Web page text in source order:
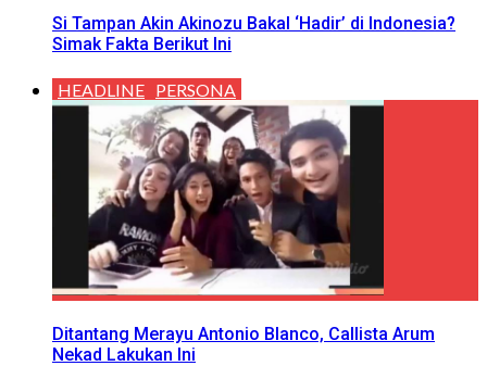
Si Tampan Akin Akinozu Bakal ‘Hadir’ di Indonesia?
Simak Fakta Berikut Ini
HEADLINE PERSONA
Ditantang Merayu Antonio Blanco, Callista Arum
Nekad Lakukan Ini